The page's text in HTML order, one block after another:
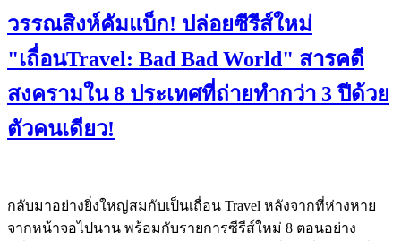
วรรณสิงห์คัมแบ็ก! ปล่อยซีรีส์ใหม่
"เถื่อนTravel: Bad Bad World" สารคดี
สงครามใน 8 ประเทศที่ถ่ายทำกว่า 3 ปีด้วย
ตัวคนเดียว!
กลับมาอย่างยิ่งใหญ่สมกับเป็นเถื่อน Travel หลังจากที่ห่างหาย
จากหน้าจอไปนาน พร้อมกับรายการซีรีส์ใหม่ 8 ตอนอย่าง